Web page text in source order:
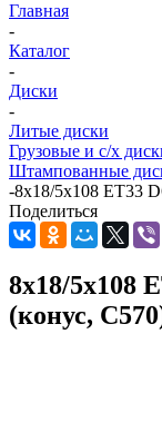
Главная
-
Каталог
-
Диски
-
Литые диски
Грузовые и с/х
Штампованные
-8x18/5x108 ET33
Поделиться
8x18/5x108
(конус,